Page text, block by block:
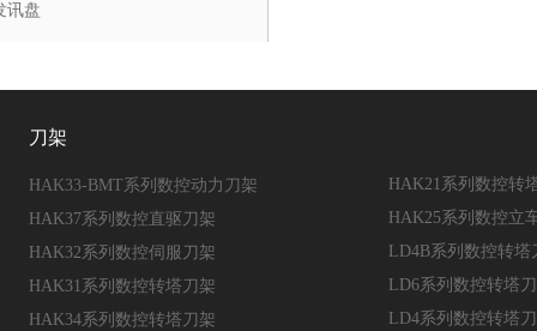
讯盘
刀架
HAK33-BMT系列数控动力刀架
HAK37系列数控直驱刀架
HAK32系列数控伺服刀架
HAK31系列数控转塔刀架
HAK34系列数控转塔刀架
HAK21系列数控转
HAK25系列数控立
LD4B系列数控转塔
LD6系列数控转塔
LD4系列数控转塔